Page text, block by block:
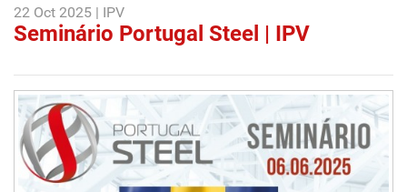
22 Oct 2025 | IPV
Seminário Portugal Steel | IPV